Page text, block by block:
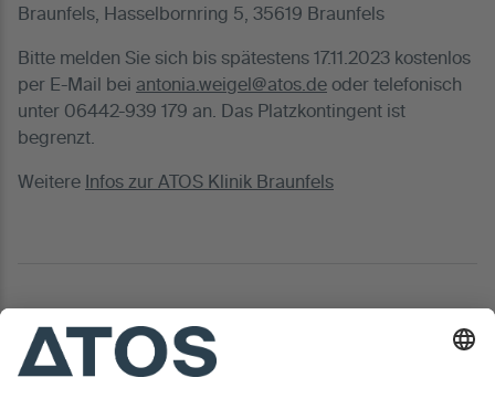
Braunfels, Hasselbornring 5, 35619 Braunfels
Bitte melden Sie sich bis spätestens 17.11.2023 kostenlos
per E-Mail bei antonia.weigel@atos.de oder telefonisch
unter 06442-939 179 an. Das Platzkontingent ist
begrenzt.
Weitere Infos zur ATOS Klinik Braunfels